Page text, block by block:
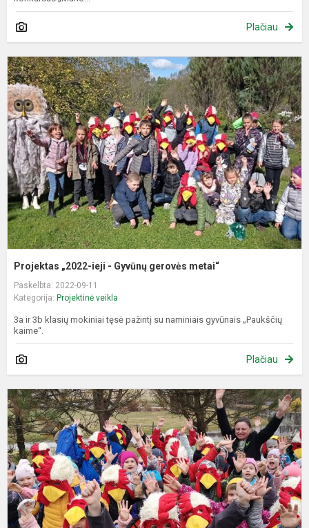
Plačiau
Projektas „2022-ieji - Gyvūnų gerovės metai“
Paskelbta: 2022-09-11
Kategorija: Projektinė veikla
3a ir 3b klasių mokiniai tęsė pažintį su naminiais gyvūnais „Paukščių
kaime“.
Plačiau